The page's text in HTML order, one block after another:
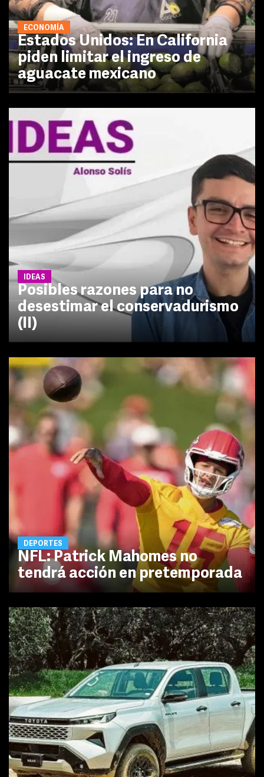
ECONOMÍA
Estados Unidos: En California
piden limitar el ingreso de
aguacate mexicano
IDEAS
Posibles razones para no
desestimar el conservadurismo
(II)
DEPORTES
NFL: Patrick Mahomes no
tendrá acción en pretemporada